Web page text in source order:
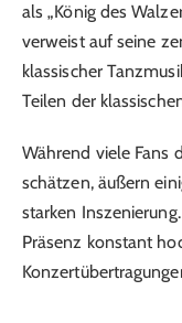
als „König des
verweist auf seine
klassischer
Teilen der
Während viele Fans
schätzen, äußern
starken
Präsenz konstant